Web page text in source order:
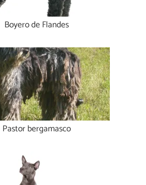
Boyero de Flandes
Pastor bergamasco